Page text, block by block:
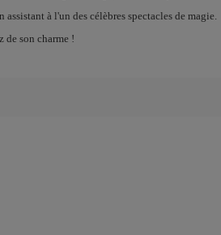
à l'un des célèbres spectacles de magie.
de son charme !